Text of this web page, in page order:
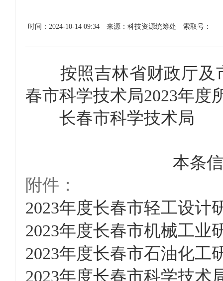
时间：2024-10-14 09:34 来源：科技资源统筹处 索取号：
按照吉林省财政厅及
春市科学技术局2023年度
长春市科学技术局
本条
附件：
2023年度长春市轻工设计
2023年度长春市机械工业
2023年度长春市石油化工
2023年度长春市科学技术